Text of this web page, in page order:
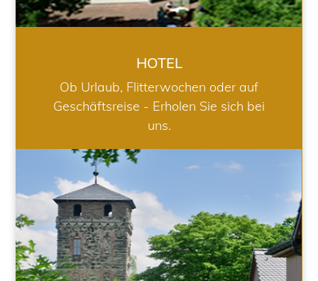
HOTEL
Ob Urlaub, Flitterwochen oder auf
Geschäftsreise - Erholen Sie sich bei
uns.